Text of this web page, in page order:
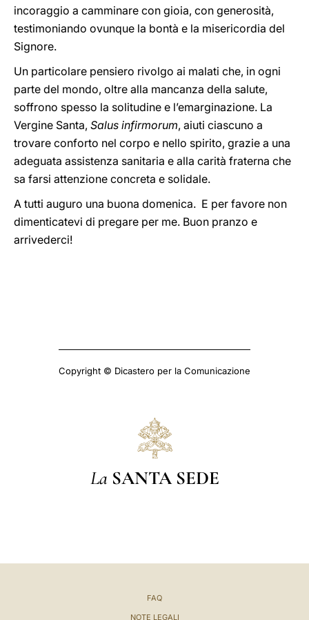
incoraggio a camminare con gioia, con generosità,
testimoniando ovunque la bontà e la misericordia del
Signore.
Un particolare pensiero rivolgo ai malati che, in ogni
parte del mondo, oltre alla mancanza della salute,
soffrono spesso la solitudine e l’emarginazione. La
Vergine Santa, Salus infirmorum, aiuti ciascuno a
trovare conforto nel corpo e nello spirito, grazie a una
adeguata assistenza sanitaria e alla carità fraterna che
sa farsi attenzione concreta e solidale.
A tutti auguro una buona domenica. E per favore non
dimenticatevi di pregare per me. Buon pranzo e
arrivederci!
Copyright © Dicastero per la Comunicazione
La SANTA SEDE
FAQ
NOTE LEGALI